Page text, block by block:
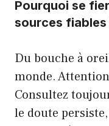
Pourquoi se
sources fiables
Du bouche à
monde.
Consultez
le doute